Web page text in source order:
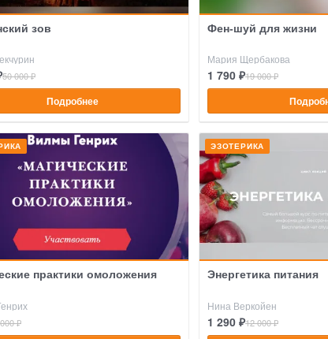
зов
50 000 ₽
Подробнее
Фен-шуй для жизни
Мария Щербакова
1 790 ₽19 000 ₽
практики омоложения
₽
ЭЗОТЕРИКА
Энергетика питания
Нина Веркойен
1 290 ₽12 000 ₽